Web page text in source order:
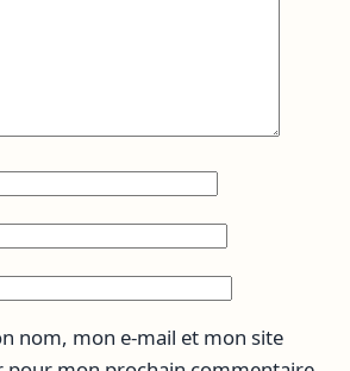
nom, mon e-mail et mon site